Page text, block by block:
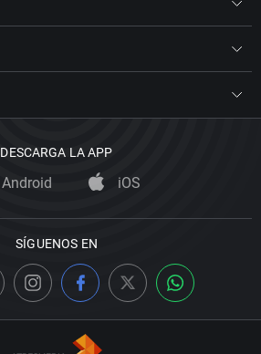
DESCARGA LA APP
Android iOS
SÍGUENOS EN